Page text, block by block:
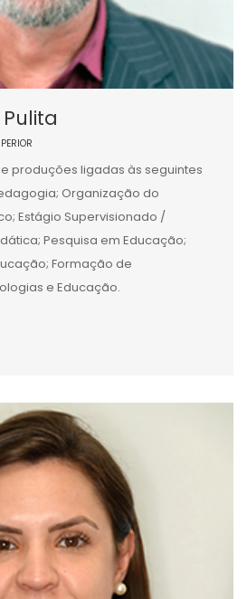
produções ligadas às seguintes
Organização do
Estágio Supervisionado /
Pesquisa em Educação;
Formação de
e Educação.